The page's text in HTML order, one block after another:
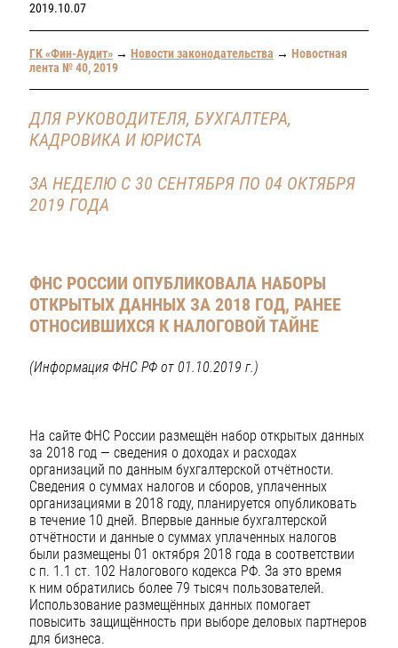
2019.10.07
ГК «Фин-Аудит» → Новости законодательства → Новостная
лента № 40, 2019
ДЛЯ РУКОВОДИТЕЛЯ, БУХГАЛТЕРА,
КАДРОВИКА И ЮРИСТА
ЗА НЕДЕЛЮ С 30 СЕНТЯБРЯ ПО 04 ОКТЯБРЯ
2019 ГОДА
ФНС РОССИИ ОПУБЛИКОВАЛА НАБОРЫ
ОТКРЫТЫХ ДАННЫХ ЗА 2018 ГОД, РАНЕЕ
ОТНОСИВШИХСЯ К НАЛОГОВОЙ ТАЙНЕ
(Информация ФНС РФ от 01.10.2019 г.)
На сайте ФНС России размещён набор открытых данных
за 2018 год — сведения о доходах и расходах
организаций по данным бухгалтерской отчётности.
Сведения о суммах налогов и сборов, уплаченных
организациями в 2018 году, планируется опубликовать
в течение 10 дней. Впервые данные бухгалтерской
отчётности и данные о суммах уплаченных налогов
были размещены 01 октября 2018 года в соответствии
с п. 1.1 ст. 102 Налогового кодекса РФ. За это время
к ним обратились более 79 тысяч пользователей.
Использование размещённых данных помогает
повысить защищённость при выборе деловых партнеров
для бизнеса.